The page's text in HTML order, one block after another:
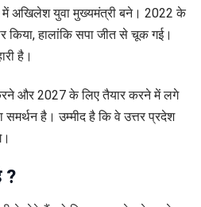
अखिलेश युवा मुख्यमंत्री बने। 2022 के
किया, हालांकि सपा जीत से चूक गई।
है।
और 2027 के लिए तैयार करने में लगे
है। उम्मीद है कि वे उत्तर प्रदेश
?